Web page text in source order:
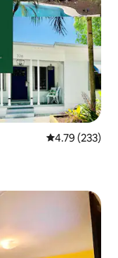
औसत रेटिंग 5 में से
4.79 (233)